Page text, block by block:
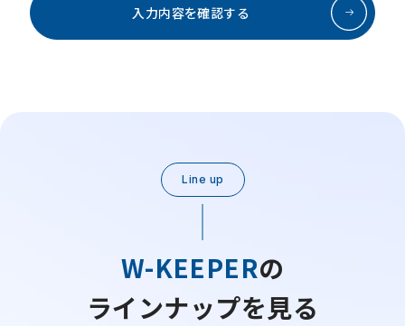
入力内容を確認する
Line up
W-KEEPERの
ラインナップを見る